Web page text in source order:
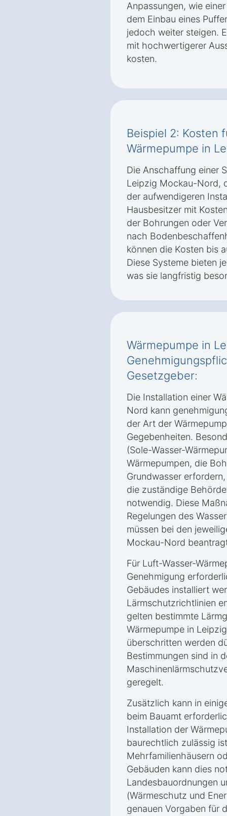
Anpassungen, wie
dem Einbau eines
jedoch weiter steigen.
mit hochwertigerer
kosten.
Beispiel 2: Kosten
Wärmepumpe in
Die Anschaffung einer
Leipzig Mockau-Nord,
der aufwendigeren
Hausbesitzer mit
der Bohrungen oder
nach
können die Kosten bis
Diese Systeme bieten
was sie langfristig
Wärmepumpe in
Gesetzgeber:
Die Installation einer
Nord kann
der Art der
Gegebenheiten.
(Sole-Wasser-
Wärmepumpen, die
Grundwasser
die zuständige
notwendig. Diese
Regelungen des
müssen bei den
Mockau-Nord
Für Luft-Wasser-
Genehmigung
Gebäudes installiert
Lärmschutzrichtlinien
gelten bestimmte
Wärmepumpe in
überschritten werden
Bestimmungen sind in
geregelt.
Zusätzlich kann in
beim Bauamt
Installation der
baurechtlich zulässig
Mehrfamilienhäusern
Gebäuden kann dies
Landesbauordnungen
(Wärmeschutz und
genauen Vorgaben für